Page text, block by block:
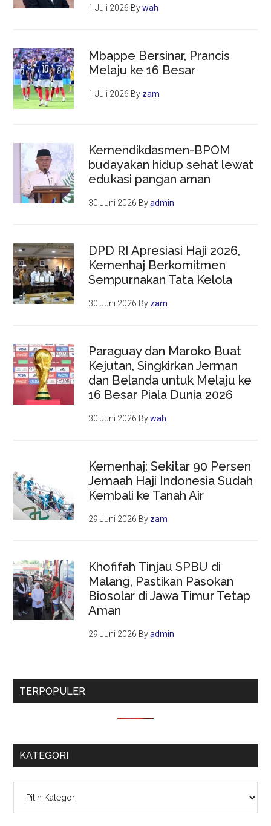
1 Juli 2026 Bywah
Mbappe Bersinar, Prancis
Melaju ke 16 Besar
1 Juli 2026 By zam
Kemendikdasmen-BPOM
budayakan hidup sehat lewat
edukasi pangan aman
30 Juni 2026 Byadmin
DPD RI Apresiasi Haji 2026,
Kemenhaj Berkomitmen
Sempurnakan Tata Kelola
30 Juni 2026 By zam
Paraguay dan Maroko Buat
Kejutan, Singkirkan Jerman
dan Belanda untuk Melaju ke
16 Besar Piala Dunia 2026
30 Juni 2026 Bywah
Kemenhaj: Sekitar 90 Persen
Jemaah Haji Indonesia Sudah
Kembali ke Tanah Air
29 Juni 2026 By zam
Khofifah Tinjau SPBU di
Malang, Pastikan Pasokan
Biosolar di Jawa Timur Tetap
Aman
29 Juni 2026 Byadmin
TERPOPULER
KATEGORI